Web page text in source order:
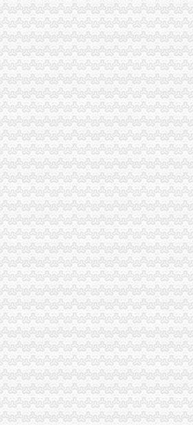
厂_生产厂家企业公司
理,重庆市金利国际货物代理有限
关代理公司名录、郑州报关代理供应商、
公司|如何操作_云同盟
设备招标报关代理公司
业务厂家/公司-阿里巴巴公司黄页
加盟店_朝天门火锅加盟费多少-中国连锁网
有限公司新招聘信息_电话_地址】-赶
3000万公司业务的费用-直辖市重庆咨
新招聘信息_电话_地址-58企业名录
便宜30%_新浪新闻
司附近酒店【携程酒店】_第7页
-资讯中心-中国服装网
地贸易分公司】重庆茶叶土产进出口公
司朝天门门市部】_重庆招商国际旅行社
易区附近酒店【携程酒店】
息-广州58同城
博工商咨询服务部
请一般纳税人图片大全,广州大坪企业
博客
中心_大坪生活配送服务公司
大坪店联系方式_信用报告_工商信息-
云同盟
越南进口代理-供应信息-环球经贸网
公司营业执照】价格,厂家,图片,公司
_慢牛-代办公司注册,营业执照,可提供